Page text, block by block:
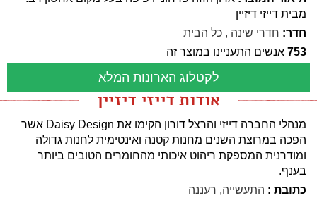
מבית דייזי דיזיין
חדר: חדרי שינה , כל הבית
753 אנשים התעניינו במוצר זה
לקטלוג הארונות המלא
אודות דייזי דיזיין
מנהלי החברה דייזי והרצל דורון הקימו את Daisy Design אשר
הפכה במרוצת השנים מחנות קטנה ואינטימית לחנות גדולה
ומודרנית המספקת ריהוט איכותי מהחומרים הטובים ביותר
בענף.
כתובת : התעשייה, רעננה